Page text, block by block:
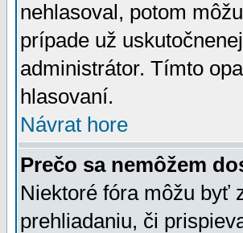
nehlasoval, potom
prípade už
administrátor. Tímto
hlasovaní.
Návrat hore
Prečo sa nemôžem
Niektoré fóra môžu byť
prehliadaniu, či